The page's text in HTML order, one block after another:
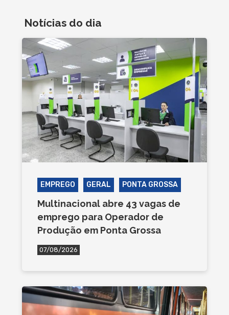
Notícias do dia
EMPREGO GERAL PONTA GROSSA
Multinacional abre 43 vagas de
emprego para Operador de
Produção em Ponta Grossa
07/08/2026